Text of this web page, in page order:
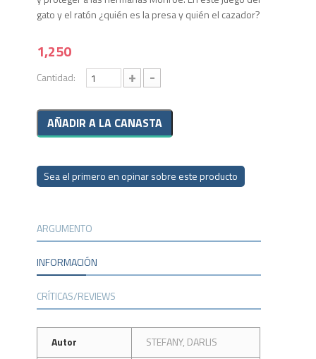
gato y el ratón ¿quién es la presa y quién el cazador?
1,250
Cantidad: + -
Sea el primero en opinar sobre este producto
ARGUMENTO
INFORMACIÓN
CRÍTICAS/REVIEWS
Autor
STEFANY, DARLIS